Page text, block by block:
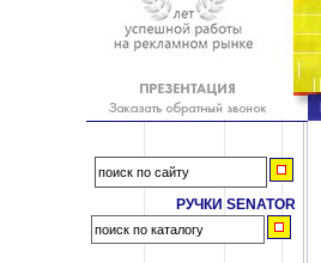
РУЧКИ SENATOR